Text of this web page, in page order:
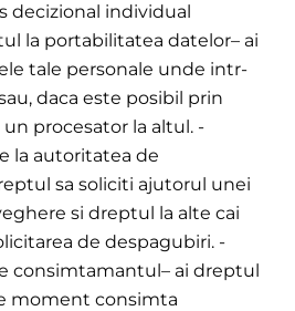
decizional individual
la portabilitatea datelor– ai
tale personale unde intr-
daca este posibil prin
procesator la altul. -
la autoritatea de
sa soliciti ajutorul unei
si dreptul la alte cai
de despagubiri. -
consimtamantul– ai dreptul
moment consimta